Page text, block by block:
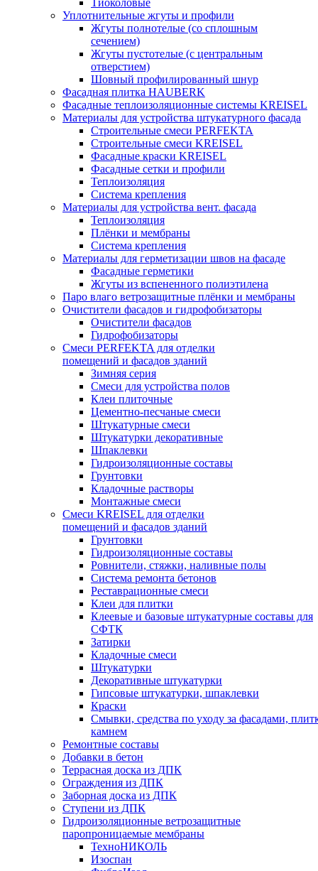
Тиоколовые
Уплотнительные жгуты и профили
Жгуты полнотелые (со сплошным
сечением)
Жгуты пустотелые (с центральным
отверстием)
Шовный профилированный шнур
Фасадная плитка HAUBERK
Фасадные теплоизоляционные системы KREISEL
Материалы для устройства штукатурного фасада
Строительные смеси PERFEKTA
Строительные смеси KREISEL
Фасадные краски KREISEL
Фасадные сетки и профили
Теплоизоляция
Система крепления
Материалы для устройства вент. фасада
Теплоизоляция
Плёнки и мембраны
Система крепления
Материалы для герметизации швов на фасаде
Фасадные герметики
Жгуты из вспененного полиэтилена
Паро влаго ветрозащитные плёнки и мембраны
Очистители фасадов и гидрофобизаторы
Очистители фасадов
Гидрофобизаторы
Смеси PERFEKTA для отделки
помещений и фасадов зданий
Зимняя серия
Смеси для устройства полов
Клеи плиточные
Цементно-песчаные смеси
Штукатурные смеси
Штукатурки декоративные
Шпаклевки
Гидроизоляционные составы
Грунтовки
Кладочные растворы
Монтажные смеси
Смеси KREISEL для отделки
помещений и фасадов зданий
Грунтовки
Гидроизоляционные составы
Ровнители, стяжки, наливные полы
Cистема ремонта бетонов
Реставрационные смеси
Клеи для плитки
Клеевые и базовые штукатурные составы для
СФТК
Затирки
Кладочные смеси
Штукатурки
Декоративные штукатурки
Гипсовые штукатурки, шпаклевки
Краски
Смывки, средства по уходу за фасадами,
камнем
Ремонтные составы
Добавки в бетон
Террасная доска из ДПК
Ограждения из ДПК
Заборная доска из ДПК
Ступени из ДПК
Гидроизоляционные ветрозащитные
паропроницаемые мембраны
ТехноНИКОЛЬ
Изоспан